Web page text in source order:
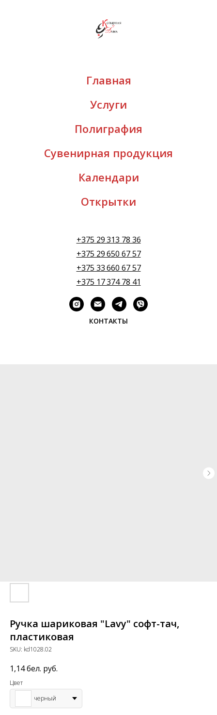
Главная
Услуги
Полиграфия
Сувенирная продукция
Календари
Открытки
+375 29 313 78 36
+375 29 650 67 57
+375 33 660 67 57
+375 17 374 78 41
КОНТАКТЫ
Ручка шариковая "Lavy" софт-тач,
пластиковая
SKU: kd1028.02
1,14бел. руб.
Цвет
черный